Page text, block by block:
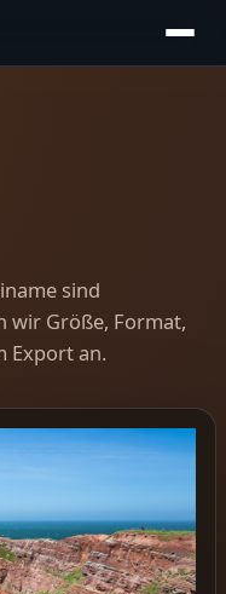
sind
wir Größe, Format,
Export an.